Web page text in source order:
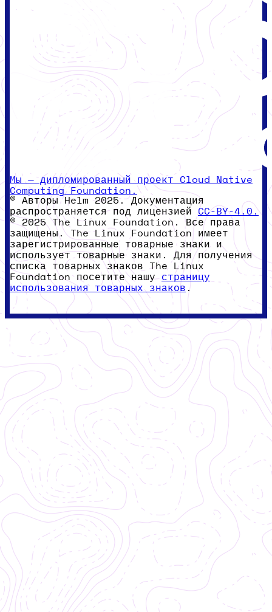
Мы — дипломированный проект Cloud Native
Computing Foundation.
© Авторы Helm 2025. Документация
распространяется под лицензией CC-BY-4.0.
© 2025 The Linux Foundation. Все права
защищены. The Linux Foundation имеет
зарегистрированные товарные знаки и
использует товарные знаки. Для получения
списка товарных знаков The Linux
Foundation посетите нашу страницу
использования товарных знаков .